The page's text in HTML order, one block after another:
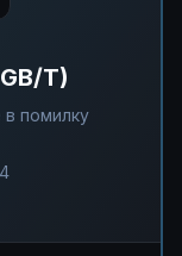
T)
помилку